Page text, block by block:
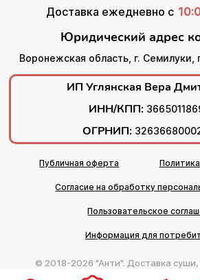
Доставка ежедневно с
Юридический адрес
Воронежская область, г. Семилуки,
ИП Углянская Вера
ИНН/КПП:
ОГРНИП:
Публичная оферта
Согласие на обработку
Пользовательское
Информация для
© 2018-2026 "Анти". Доставка суши,